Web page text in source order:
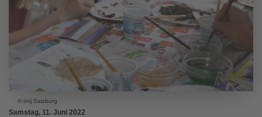
© önj Salzburg
Samstag, 11. Juni 2022